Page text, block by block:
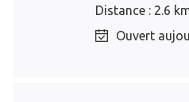
Distance : 2.6
Ouvert